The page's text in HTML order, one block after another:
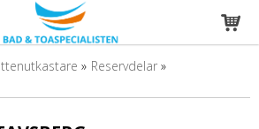
» Reservdelar »